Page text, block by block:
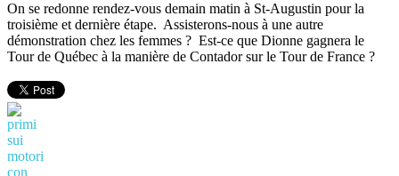
On se redonne rendez-vous demain matin à St-Augustin pour la
troisième et dernière étape. Assisterons-nous à une autre
démonstration chez les femmes ? Est-ce que Dionne gagnera le
Tour de Québec à la manière de Contador sur le Tour de France ?